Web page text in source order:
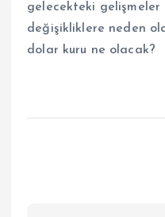
gelecekteki gelişmeler
değişikliklere neden
dolar kuru ne olacak?